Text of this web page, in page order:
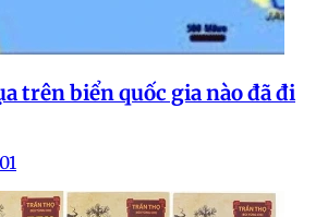
trên biển quốc gia nào đã đi